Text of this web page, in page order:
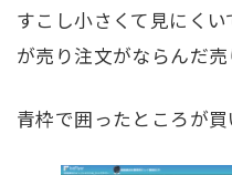
すこし小さくて見にく
が売り注文がならんだ売
青枠で囲ったところが買